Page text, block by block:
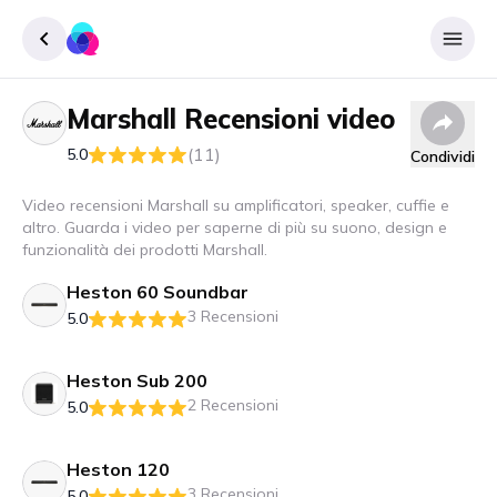
Accedere
Inscrivere
Marshall Recensioni video
5.0 (11) Condividi
Video recensioni Marshall su amplificatori, speaker, cuffie e
altro. Guarda i video per saperne di più su suono, design e
funzionalità dei prodotti Marshall.
Heston 60 Soundbar
5.0 3 Recensioni
Heston Sub 200
5.0 2 Recensioni
Heston 120